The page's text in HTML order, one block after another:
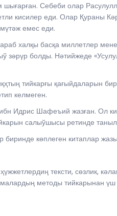
Себеби олар
кисилер еди. Олар
емес еди.
халқы басқа миллетлер
болды. Нәтийжеде
тийкарғы
келмеген.
Идрис Шафеъий жазған. Ол
салыўшысы ретинде
көплеген китаплар
тексти, сөзлик,
методы тийкарынан